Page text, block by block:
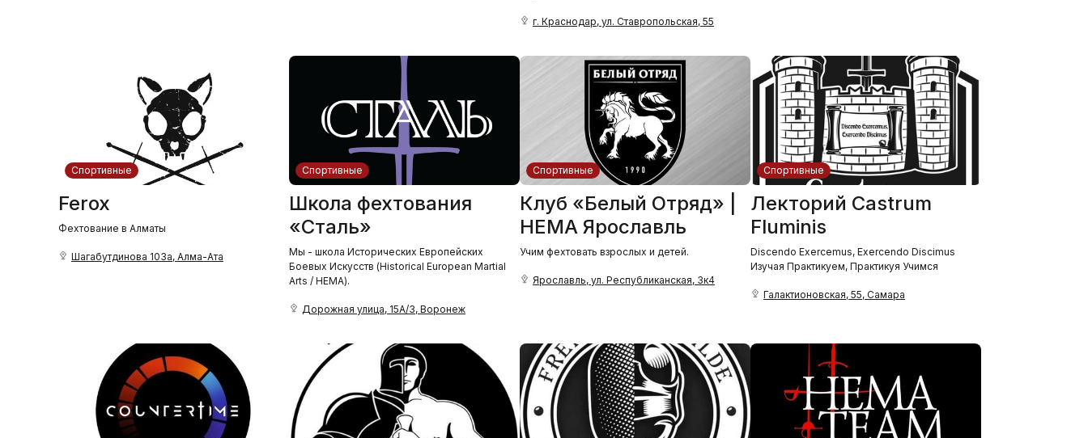
г. Краснодар, ул. Ставропольская, 55
Спортивные
Ferox
Фехтование в Алматы
Шагабутдинова 103а, Алма-Ата
Спортивные
Школа фехтования
«Сталь»
Мы - школа Исторических Европейских
Боевых Искусств (Historical European Martial
Arts / HEMA).
Дорожная улица, 15А/3, Воронеж
Спортивные
Клуб «Белый Отряд» |
HEMA Ярославль
Учим фехтовать взрослых и детей.
Ярославль, ул. Республиканская, 3к4
Спортивные
Лекторий Castrum
Fluminis
Discendo Exercemus, Exercendo Discimus
Изучая Практикуем, Практикуя Учимся
Галактионовская, 55, Самара